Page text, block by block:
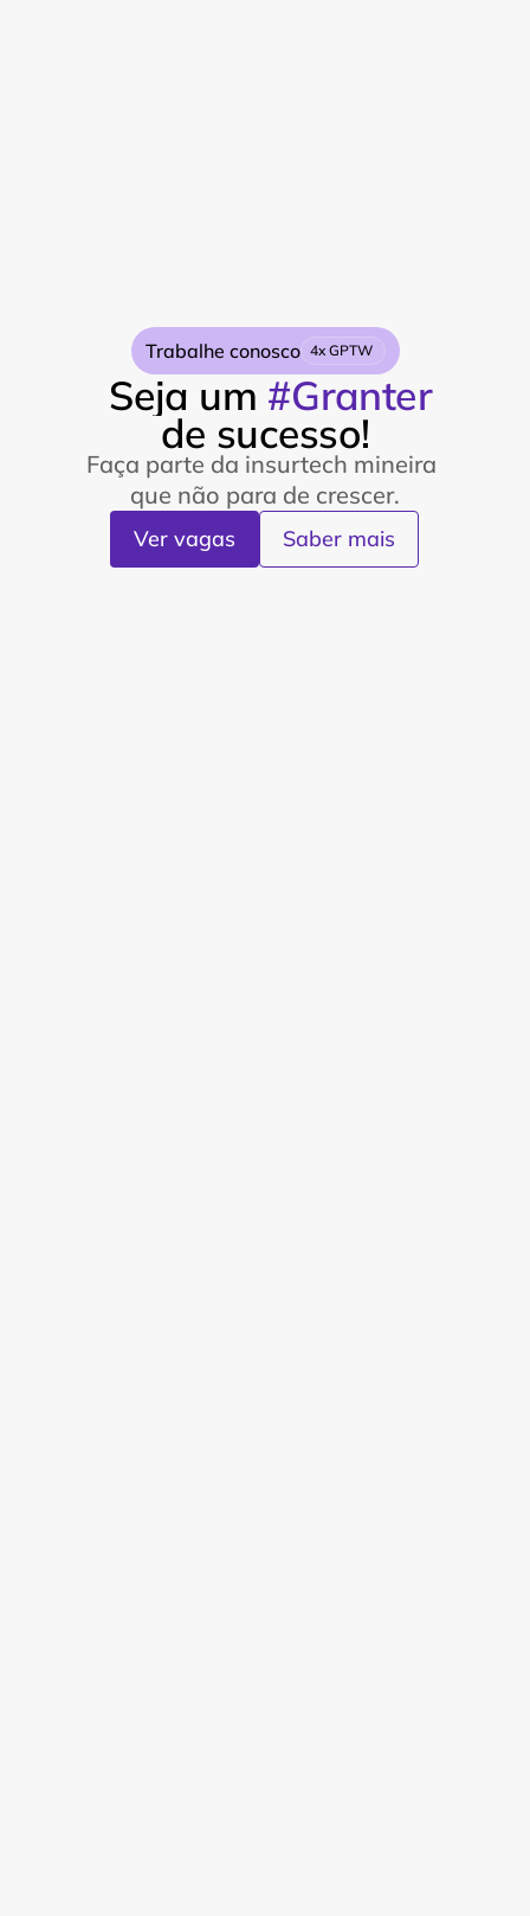
Trabalhe conosco 4x GPTW
Seja um #Granter
de sucesso!
Faça parte da insurtech mineira
que não para de crescer.
Ver vagas Saber mais